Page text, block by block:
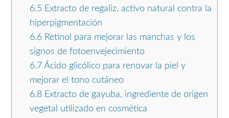
6.5 Extracto de regaliz, activo natural contra la
hiperpigmentación
6.6Retinol para mejorar las manchas y los
signos de fotoenvejecimiento
6.7Ácido glicólico para renovar la piel y
mejorar el tono cutáneo
6.8Extracto de gayuba, ingrediente de origen
vegetal utilizado en cosmética